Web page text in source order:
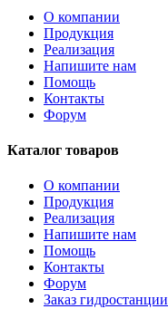
О компании
Продукция
Реализация
Напишите нам
Помощь
Контакты
Форум
Каталог товаров
О компании
Продукция
Реализация
Напишите нам
Помощь
Контакты
Форум
Заказ гидростанции